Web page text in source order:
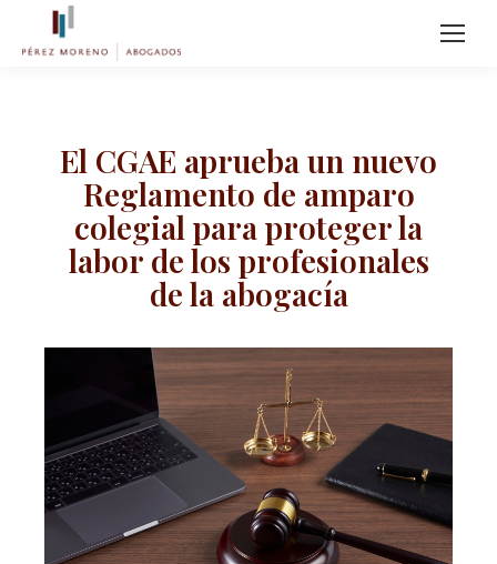
El CGAE aprueba un nuevo
Reglamento de amparo
colegial para proteger la
labor de los profesionales
de la abogacía